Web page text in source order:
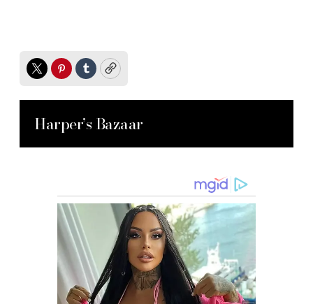
TwitterPinterest
TumblrCopy
Harper’s Bazaar